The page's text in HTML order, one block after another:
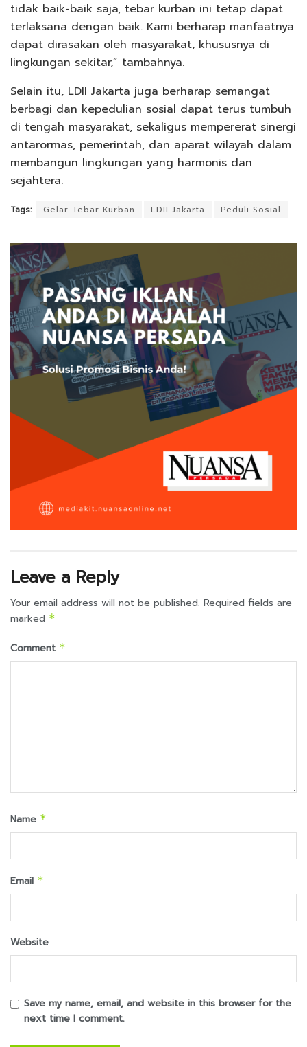
tidak baik-baik saja, tebar kurban ini tetap dapat
terlaksana dengan baik. Kami berharap manfaatnya
dapat dirasakan oleh masyarakat, khususnya di
lingkungan sekitar,” tambahnya.
Selain itu, LDII Jakarta juga berharap semangat
berbagi dan kepedulian sosial dapat terus tumbuh
di tengah masyarakat, sekaligus mempererat sinergi
antarormas, pemerintah, dan aparat wilayah dalam
membangun lingkungan yang harmonis dan
sejahtera.
Tags: Gelar Tebar Kurban LDII Jakarta Peduli Sosial
Leave a Reply
Your email address will not be published. Required fields are
marked *
Comment *
Name *
Email *
Website
Save my name, email, and website in this browser for the
next time I comment.